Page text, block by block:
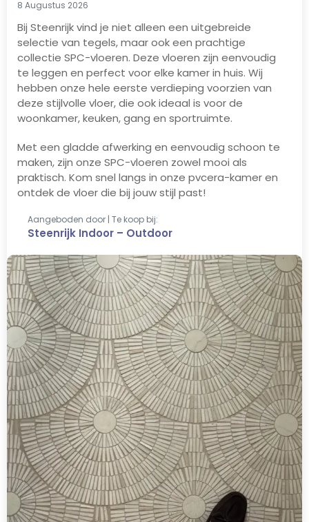
8 Augustus 2026
Bij Steenrijk vind je niet alleen een uitgebreide
selectie van tegels, maar ook een prachtige
collectie SPC-vloeren. Deze vloeren zijn eenvoudig
te leggen en perfect voor elke kamer in huis. Wij
hebben onze hele eerste verdieping voorzien van
deze stijlvolle vloer, die ook ideaal is voor de
woonkamer, keuken, gang en sportruimte.
Met een gladde afwerking en eenvoudig schoon te
maken, zijn onze SPC-vloeren zowel mooi als
praktisch. Kom snel langs in onze pvcera-kamer en
ontdek de vloer die bij jouw stijl past!
Aangeboden door | Te koop bij:
Steenrijk Indoor – Outdoor